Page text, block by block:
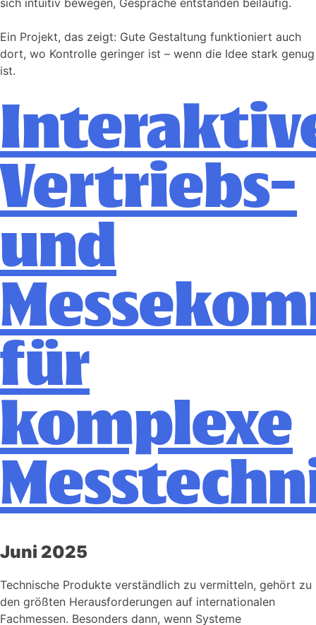
Ein Projekt, das zeigt: Gute Gestaltung funktioniert auch
dort, wo Kontrolle geringer ist – wenn die Idee stark genug
ist.
Vertriebs-
und
für
komplexe
Juni 2025
Technische Produkte verständlich zu vermitteln, gehört zu
den größten Herausforderungen auf internationalen
Fachmessen. Besonders dann, wenn Systeme